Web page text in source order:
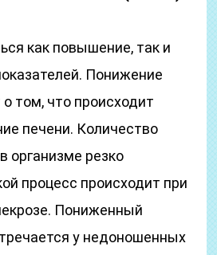
как повышение, так и
Понижение
том, что происходит
печени. Количество
организме резко
процесс происходит при
Пониженный
у недоношенных